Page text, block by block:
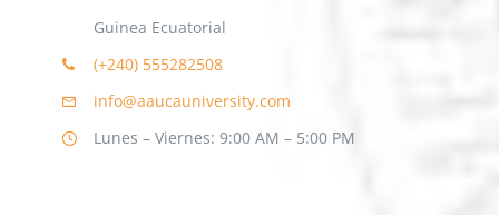
Guinea Ecuatorial
(+240) 555282508
info@aaucauniversity.com
Lunes – Viernes: 9:00 AM – 5:00 PM